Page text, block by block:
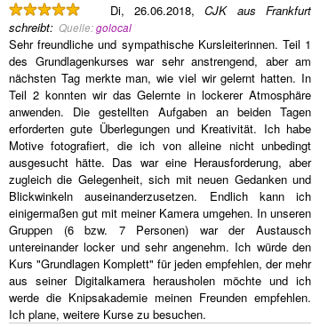
Di, 26.06.2018,CJK aus Frankfurt
schreibt: Quelle:golocal
Sehr freundliche und sympathische Kursleiterinnen. Teil 1
des Grundlagenkurses war sehr anstrengend, aber am
nächsten Tag merkte man, wie viel wir gelernt hatten. In
Teil 2 konnten wir das Gelernte in lockerer Atmosphäre
anwenden. Die gestellten Aufgaben an beiden Tagen
erforderten gute Überlegungen und Kreativität. Ich habe
Motive fotografiert, die ich von alleine nicht unbedingt
ausgesucht hätte. Das war eine Herausforderung, aber
zugleich die Gelegenheit, sich mit neuen Gedanken und
Blickwinkeln auseinanderzusetzen. Endlich kann ich
einigermaßen gut mit meiner Kamera umgehen. In unseren
Gruppen (6 bzw. 7 Personen) war der Austausch
untereinander locker und sehr angenehm. Ich würde den
Kurs "Grundlagen Komplett" für jeden empfehlen, der mehr
aus seiner Digitalkamera herausholen möchte und ich
werde die Knipsakademie meinen Freunden empfehlen.
Ich plane, weitere Kurse zu besuchen.